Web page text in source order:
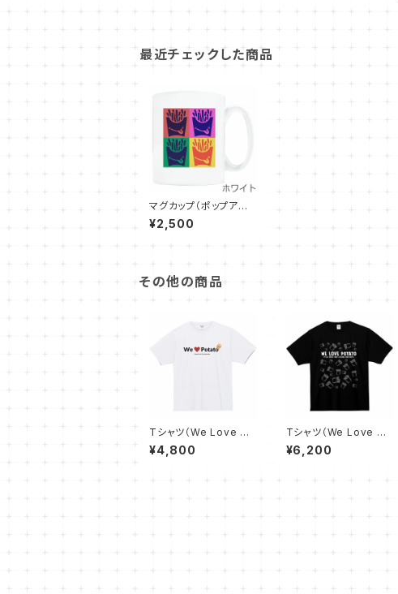
最近チェックした商品
マグカップ（ポップアー
ト）
¥2,500
その他の商品
Tシャツ（We Love Po
tato③ - 白）
¥4,800
Tシャツ（We Love Po
tato④ - 黒）
¥6,200